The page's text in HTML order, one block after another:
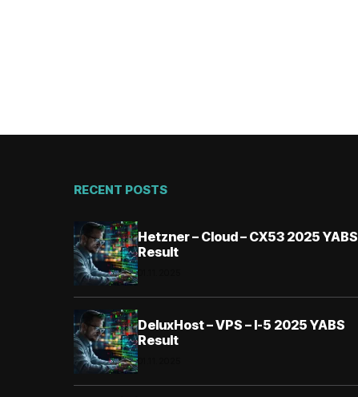
RECENT POSTS
Hetzner – Cloud – CX53 2025 YABS
Result
DeluxHost – VPS – I-5 2025 YABS
Result